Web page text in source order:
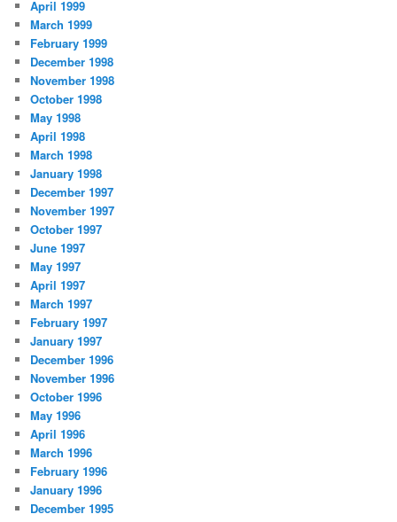
April 1999
March 1999
February 1999
December 1998
November 1998
October 1998
May 1998
April 1998
March 1998
January 1998
December 1997
November 1997
October 1997
June 1997
May 1997
April 1997
March 1997
February 1997
January 1997
December 1996
November 1996
October 1996
May 1996
April 1996
March 1996
February 1996
January 1996
December 1995